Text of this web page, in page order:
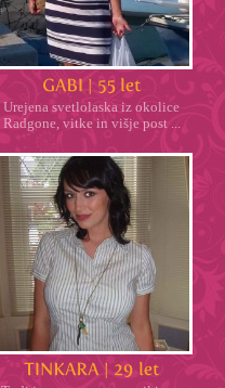
Urejena svetlolaska iz okolice
Radgone, vitke in višje post ...